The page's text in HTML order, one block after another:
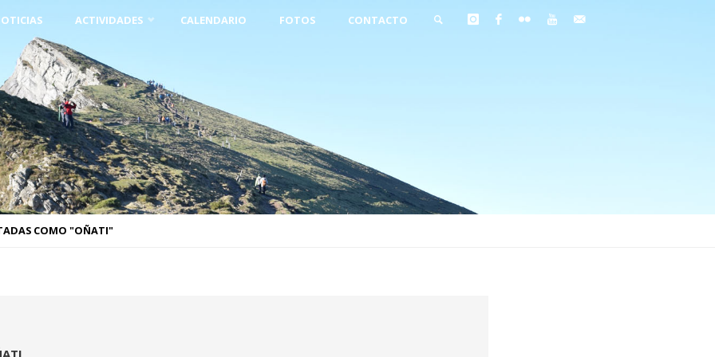
ACTIVIDADES CALENDARIO FOTOS CONTACTO
COMO "OÑATI"